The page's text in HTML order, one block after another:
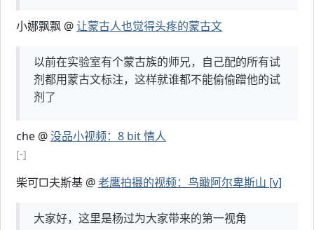
小娜飘飘 @让蒙古人也觉得头疼的蒙古文
以前在实验室有个蒙古族的师兄，自己配的所有试
剂都用蒙古文标注，这样就谁都不能偷偷蹭他的试
剂了
che @没品小视频：8 bit 情人
[-]
柴可□夫斯基 @老鹰拍摄的视频：鸟瞰阿尔卑斯山 [v]
大家好，这里是杨过为大家带来的第一视角